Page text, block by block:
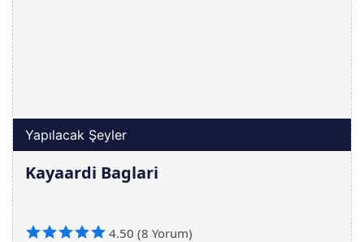
Yapılacak Şeyler
Kayaardi Baglari
4.50 (8 Yorum)